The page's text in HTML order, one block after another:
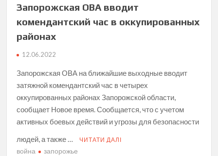
Запорожская ОВА вводит
комендантский час в оккупированных
районах
12.06.2022
Запорожская ОВА на ближайшие выходные вводит
затяжной комендантский час в четырех
оккупированных районах Запорожской области,
сообщает Новое время. Сообщается, что с учетом
активных боевых действий и угрозы для безопасности
людей, а также …
ЧИТАТИ ДАЛІ
война запорожье